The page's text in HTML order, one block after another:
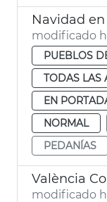
Navidad
modificado
PUEBLOS
TODAS LAS
EN
NORMAL
PEDANÍAS
València
modificado